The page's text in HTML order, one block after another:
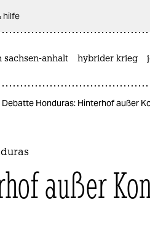
hilfe
sachsen-anhalt hybrider krieg
Debatte Honduras: Hinterhof außer
außer